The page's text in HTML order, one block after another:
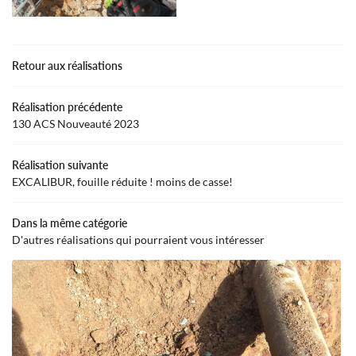
ACCUEIL
FORAGE
UNE
02 54 31 00
En cochant cette case, vous consentez à recevoir nos propositions commerciales à
Retour aux réalisations
Réalisation précédente
130 ACS Nouveauté 2023
Réalisation suivante
EXCALIBUR, fouille réduite ! moins de casse!
Dans la même catégorie
D'autres réalisations qui pourraient vous intéresser